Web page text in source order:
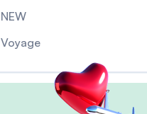
NEW
Voyage